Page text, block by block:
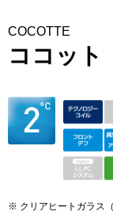
COCOTTE
ココット
※ クリアヒートガラス